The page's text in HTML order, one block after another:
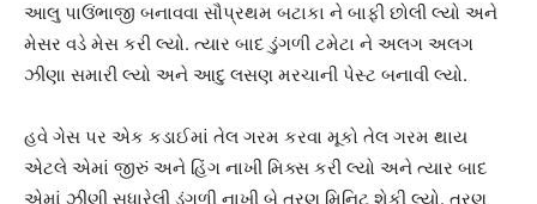
આલુ પાઉંભાજી બનાવવા સૌપ્રથમ બટાકા ને બાફી છોલી લ્યો અને
મેસર વડે મેસ કરી લ્યો. ત્યાર બાદ ડુંગળી ટમેટા ને અલગ અલગ
ઝીણા સમારી લ્યો અને આદુ લસણ મરચાની પેસ્ટ બનાવી લ્યો.
હવે ગેસ પર એક કડાઈમાં તેલ ગરમ કરવા મૂકો તેલ ગરમ થાય
એટલે એમાં જીરું અને હિંગ નાખી મિક્સ કરી લ્યો અને ત્યાર બાદ
એમાં ઝીણી સુધારેલી ડુંગળી નાખી બે ત્રણ મિનિટ શેકી લ્યો. ત્રણ